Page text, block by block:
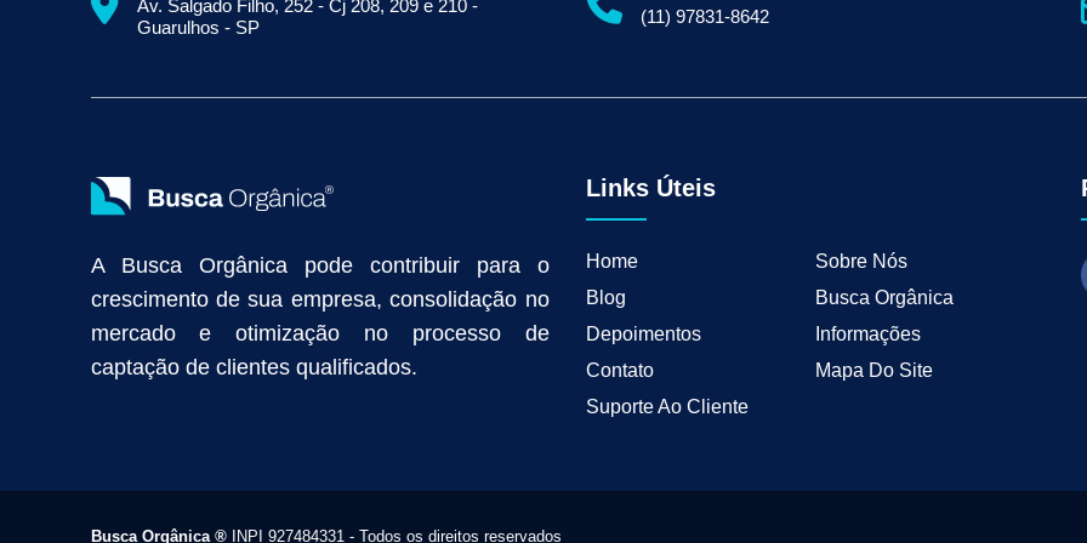
Empresa de Prospecção B2B
Marketing Industrial Marketing Digital para Empresas Serviços de Marketing Digital Marketing Digital para
Divulgação Online
Atração de Clientes Estratégias de Marketing para Empresas B2B Inbound Marketing para
Anunciar na Internet
Captar Clientes Criação de Site para Indústria Marketing de Busca Industrial Marketing Industrial B2B Marketing
Av. Salgado Filho, 252 - Cj 208, 209 e 210 -
Guarulhos - SP
(11) 97831-8642
A Busca Orgânica pode contribuir para o
crescimento de sua empresa, consolidação no
mercado e otimização no processo de
captação de clientes qualificados.
Links Úteis
Home
Sobre Nós
Blog
Busca Orgânica
Depoimentos
Informações
Contato
Mapa Do Site
Suporte Ao Cliente
Busca Orgânica ®INPI 927484331 - Todos os direitos reservados